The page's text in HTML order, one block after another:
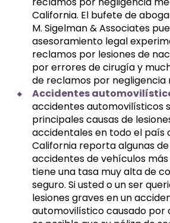
California. El bufete de
M. Sigelman & Associates
asesoramiento legal
reclamos por lesiones de
por errores de cirugía y
de reclamos por negligencia
Accidentes
accidentes automovilísticos
principales causas de
accidentales en todo el país
California reporta algunas
accidentes de vehículos
tiene una tasa muy alta de
seguro. Si usted o un ser
lesiones graves en un
automovilístico causado por